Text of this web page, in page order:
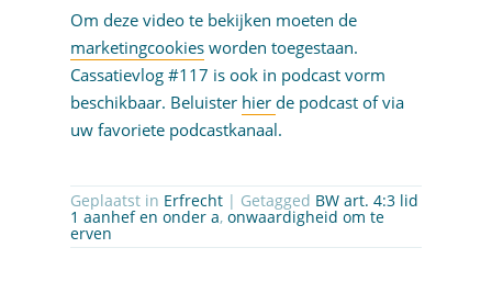
Om deze video te bekijken moeten de
marketingcookiesworden toegestaan.
Cassatievlog #117 is ook in podcast vorm
beschikbaar. Beluister hier de podcast of via
uw favoriete podcastkanaal.
Geplaatst in Erfrecht | Getagged BW art. 4:3 lid
1 aanhef en onder a, onwaardigheid om te
erven